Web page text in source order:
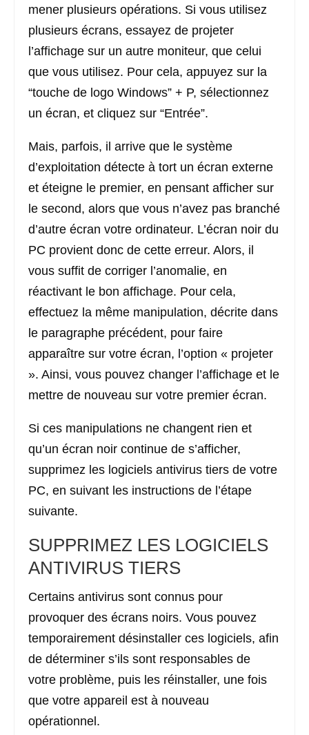
mener plusieurs opérations. Si vous utilisez
plusieurs écrans, essayez de projeter
l’affichage sur un autre moniteur, que celui
que vous utilisez. Pour cela, appuyez sur la
“touche de logo Windows” + P, sélectionnez
un écran, et cliquez sur “Entrée”.
Mais, parfois, il arrive que le système
d’exploitation détecte à tort un écran externe
et éteigne le premier, en pensant afficher sur
le second, alors que vous n’avez pas branché
d’autre écran votre ordinateur. L’écran noir du
PC provient donc de cette erreur. Alors, il
vous suffit de corriger l’anomalie, en
réactivant le bon affichage. Pour cela,
effectuez la même manipulation, décrite dans
le paragraphe précédent, pour faire
apparaître sur votre écran, l’option « projeter
». Ainsi, vous pouvez changer l’affichage et le
mettre de nouveau sur votre premier écran.
Si ces manipulations ne changent rien et
qu’un écran noir continue de s’afficher,
supprimez les logiciels antivirus tiers de votre
PC, en suivant les instructions de l’étape
suivante.
SUPPRIMEZ LES LOGICIELS
ANTIVIRUS TIERS
Certains antivirus sont connus pour
provoquer des écrans noirs. Vous pouvez
temporairement désinstaller ces logiciels, afin
de déterminer s’ils sont responsables de
votre problème, puis les réinstaller, une fois
que votre appareil est à nouveau
opérationnel.